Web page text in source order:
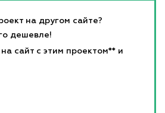
на другом сайте?
дешевле!
на сайт с этим проектом** и